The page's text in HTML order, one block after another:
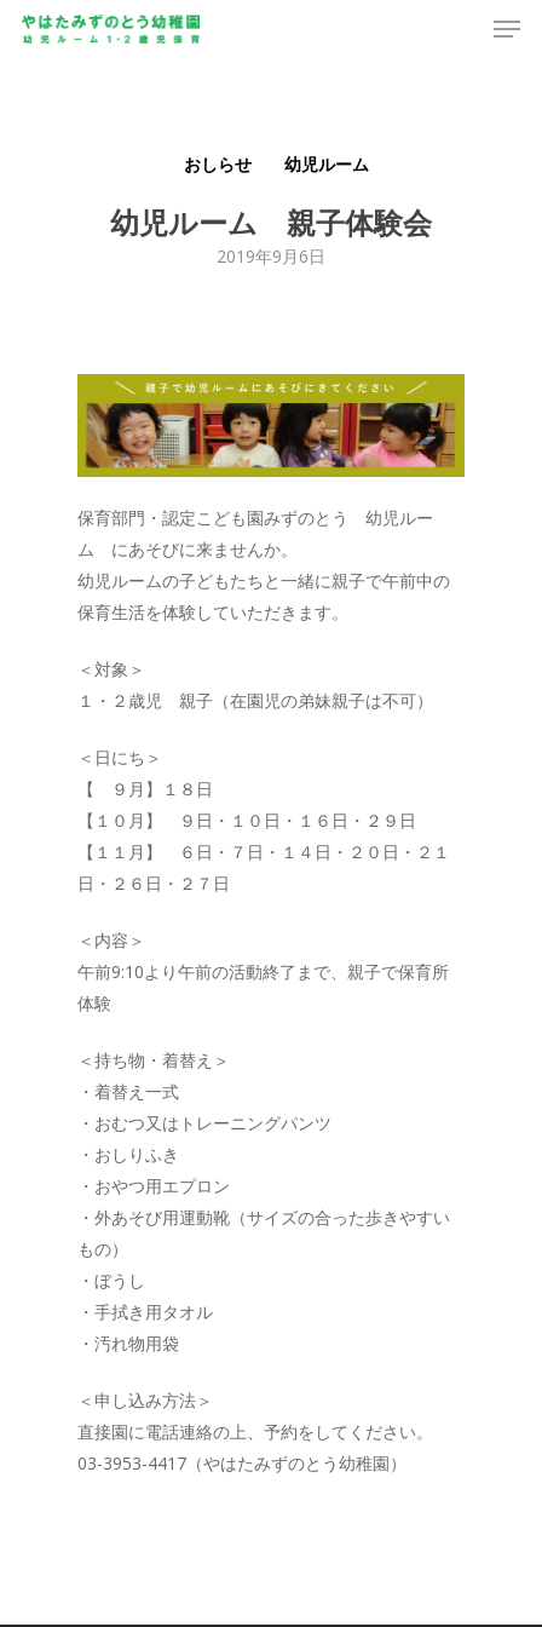
Skip
おしらせ 幼児ルーム
幼児ルーム 親子体験会
2019年9月6日
保育部門・認定こども園みずのとう 幼児ルー
ム にあそびに来ませんか。
幼児ルームの子どもたちと一緒に親子で午前中の
保育生活を体験していただきます。
＜対象＞
１・２歳児 親子（在園児の弟妹親子は不可）
＜日にち＞
【 ９月】１８日
【１０月】 ９日・１０日・１６日・２９日
【１１月】 ６日・７日・１４日・２０日・２１
日・２６日・２７日
＜内容＞
午前9:10より午前の活動終了まで、親子で保育所
体験
＜持ち物・着替え＞
・着替え一式
・おむつ又はトレーニングパンツ
・おしりふき
・おやつ用エプロン
・外あそび用運動靴（サイズの合った歩きやすい
もの）
・ぼうし
・手拭き用タオル
・汚れ物用袋
＜申し込み方法＞
直接園に電話連絡の上、予約をしてください。
03-3953-4417（やはたみずのとう幼稚園）